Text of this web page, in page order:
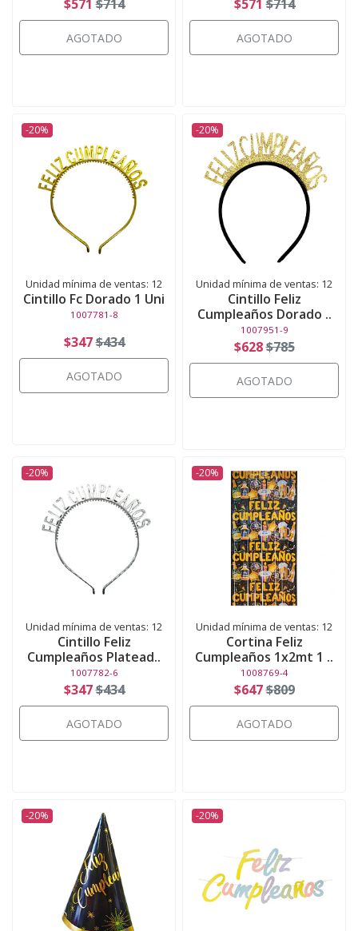
$571 $714
AGOTADO
$571 $714
AGOTADO
-20%
Unidad mínima de ventas: 12
Cintillo Fc Dorado 1 Uni
1007781-8
$347$434
AGOTADO
-20%
Unidad mínima de ventas: 12
Cintillo Feliz
Cumpleaños Dorado ..
1007951-9
$628$785
AGOTADO
-20%
Unidad mínima de ventas: 12
Cintillo Feliz
Cumpleaños Platead..
1007782-6
$347$434
AGOTADO
-20%
Unidad mínima de ventas: 12
Cortina Feliz
Cumpleaños 1x2mt 1 ..
1008769-4
$647$809
AGOTADO
-20% -20%